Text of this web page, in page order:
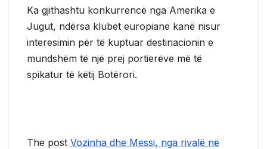
Ka gjithashtu konkurrencë nga Amerika e
Jugut, ndërsa klubet europiane kanë nisur
interesimin për të kuptuar destinacionin e
mundshëm të një prej portierëve më të
spikatur të këtij Botërori.
The post Vozinha dhe Messi, nga rivalë në